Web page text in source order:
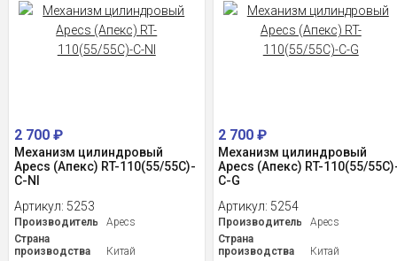
2 700 ₽
Механизм цилиндровый
Apecs (Апекс) RT-110(55/55C)-
C-NI
Артикул: 5253
Производитель
Apecs
Страна
производства
Китай
2 700₽
Механизм цилиндровый
Apecs (Апекс) RT-110(55/
C-G
Артикул: 5254
Производитель
Apecs
Страна
производства
Китай